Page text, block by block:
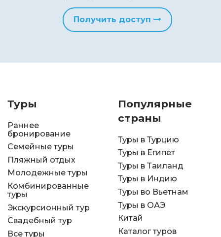
Получить доступ
Туры
Раннее
бронирование
Семейные туры
Пляжный отдых
Молодежные туры
Комбинированные
туры
Экскурсионный тур
Свадебный тур
Все туры
Популярные
страны
Туры в Турцию
Туры в Египет
Туры в Таиланд
Туры в Индию
Туры во Вьетнам
Туры в ОАЭ
Китай
Каталог туров